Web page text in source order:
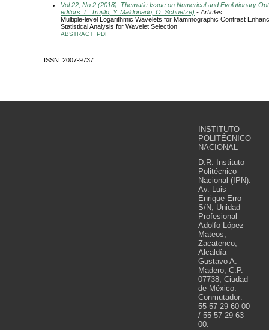
Vol 22, No 2 (2018): Thematic Issue on Numerical and Evolutionary
editors: L. Trujillo, Y. Maldonado, O. Schuetze) - Articles
Multiple-level Logarithmic Wavelets for Mammographic Contrast
Statistical Analysis for Wavelet Selection
ABSTRACT PDF
ISSN: 2007-9737
INSTITUTO
POLITÉCNICO
NACIONAL
D.R. Instituto
Politécnico
Nacional (IPN).
Av. Luis
Enrique Erro
S/N, Unidad
Profesional
Adolfo López
Mateos,
Zacatenco,
Alcaldía
Gustavo A.
Madero, C.P.
07738, Ciudad
de México.
Conmutador:
55 57 29 60 00
/ 55 57 29 63
00.